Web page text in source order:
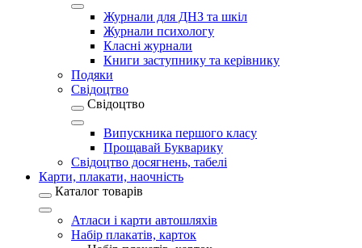
Журнали для ДНЗ та шкіл
Журнали психологу
Класні журнали
Книги заступнику та керівнику
Подяки
Свідоцтво
Свідоцтво
Випускника першого класу
Прощавай Букварику
Свідоцтво досягнень, табелі
Карти, плакати, наочність
Каталог товарів
Атласи і карти автошляхів
Набір плакатів, карток